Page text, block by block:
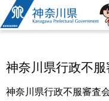
神奈川県
神奈川県行政不
神奈川県行政不服審査